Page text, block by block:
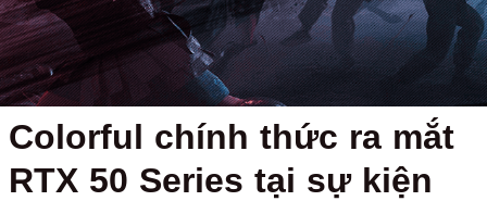
Colorful chính thức ra mắt
RTX 50 Series tại sự kiện